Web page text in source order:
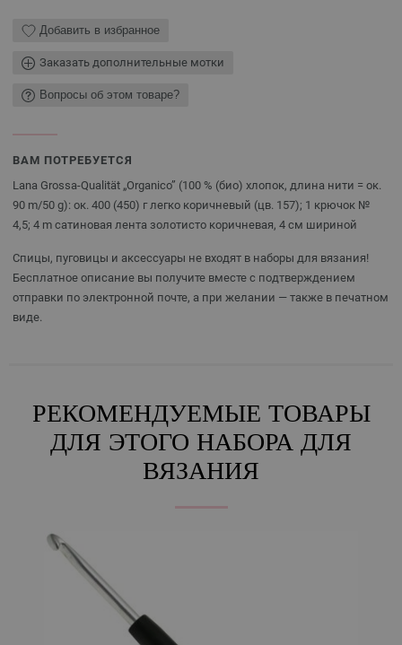
Добавить в избранное
Заказать дополнительные мотки
Вопросы об этом товаре?
ВАМ ПОТРЕБУЕТСЯ
Lana Grossa-Qualität „Organico” (100 % (био) хлопок, длина нити = ок.
90 m/50 g): ок. 400 (450) г легко коричневый (цв. 157); 1 крючок №
4,5; 4 m сатиновая лента золотисто коричневая, 4 см шириной
Спицы, пуговицы и аксессуары не входят в наборы для вязания!
Бесплатное описание вы получите вместе с подтверждением
отправки по электронной почте, а при желании — также в печатном
виде.
РЕКОМЕНДУЕМЫЕ ТОВАРЫ
ДЛЯ ЭТОГО НАБОРА ДЛЯ
ВЯЗАНИЯ